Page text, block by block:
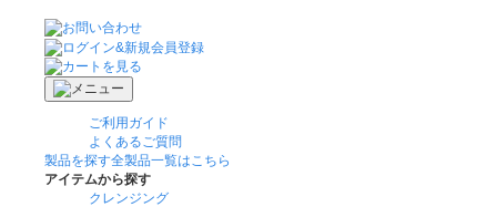
ご利用ガイド
よくあるご質問
製品を探す全製品一覧はこちら
アイテムから探す
クレンジング